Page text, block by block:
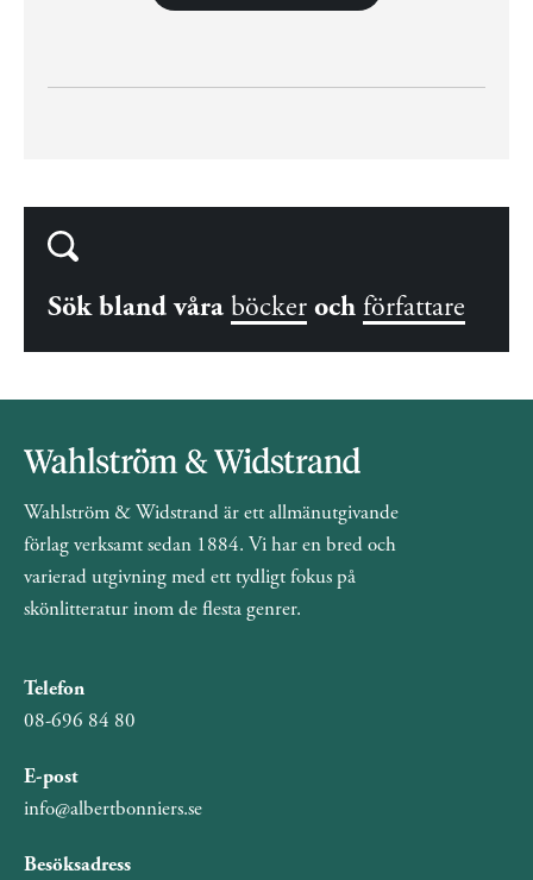
Sök bland våra böcker och författare
Wahlström & Widstrand är ett allmänutgivande
förlag verksamt sedan 1884. Vi har en bred och
varierad utgivning med ett tydligt fokus på
skönlitteratur inom de flesta genrer.
Telefon
08-696 84 80
E-post
info@albertbonniers.se
Besöksadress